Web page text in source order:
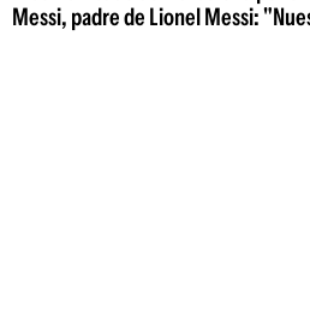
Messi, padre de Lionel Messi: